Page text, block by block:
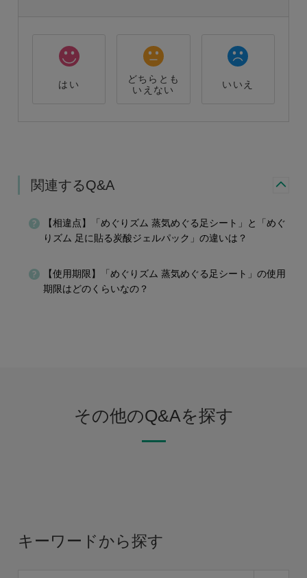
はい
どちらとも
いえない
いいえ
関連するQ&A
【相違点】「めぐりズム 蒸気めぐる足シート」と「めぐ
りズム 足に貼る炭酸ジェルパック」の違いは？
【使用期限】「めぐりズム 蒸気めぐる足シート」の使用
期限はどのくらいなの？
その他のQ&Aを探す
キーワードから探す